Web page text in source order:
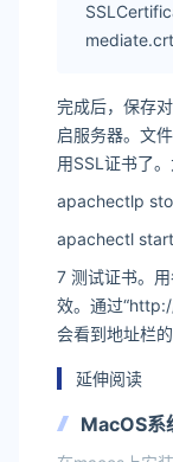
mediate.crt
完成后，保存
启服务器。文
用SSL证书了
apachectlp
apachectl
7 测试证书。
效。通过
会看到地址栏
延伸阅读
MacOS系